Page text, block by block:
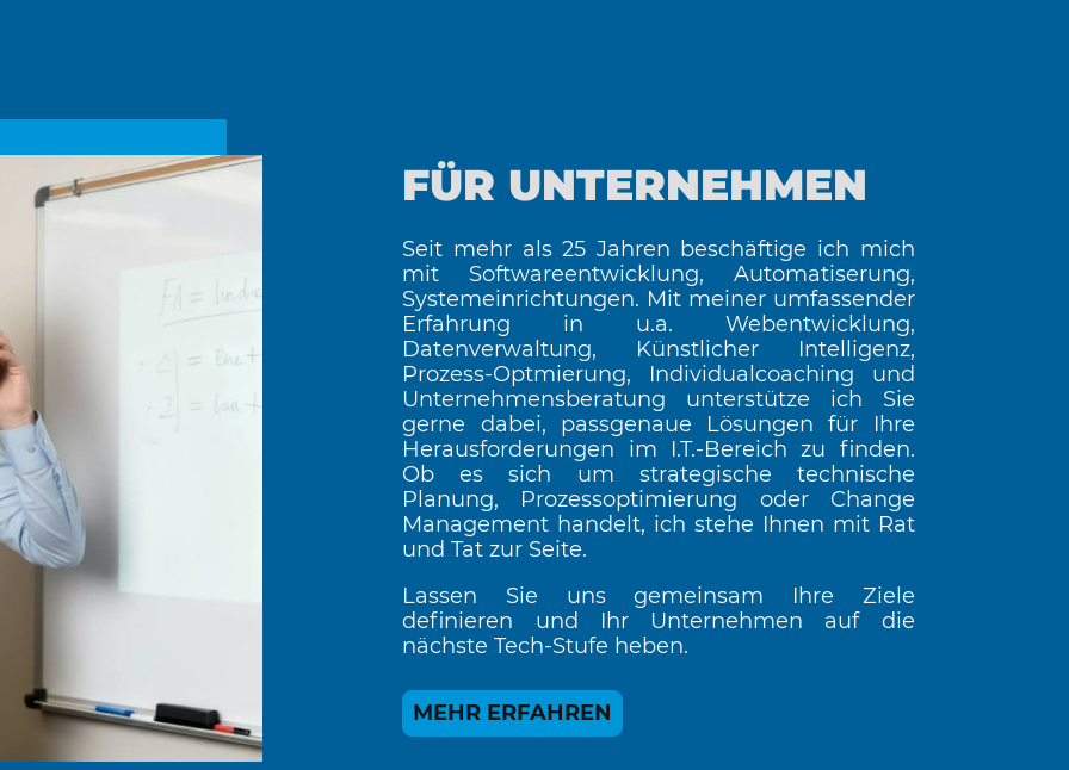
FÜR UNTERNEHMEN
Seit mehr als 25 Jahren beschäftige ich mich
mit Softwareentwicklung, Automatiserung,
Systemeinrichtungen. Mit meiner umfassender
Erfahrung in u.a. Webentwicklung,
Datenverwaltung, Künstlicher Intelligenz,
Prozess-Optmierung, Individualcoaching und
Unternehmensberatung unterstütze ich Sie
gerne dabei, passgenaue Lösungen für Ihre
Herausforderungen im I.T.-Bereich zu finden.
Ob es sich um strategische technische
Planung, Prozessoptimierung oder Change
Management handelt, ich stehe Ihnen mit Rat
und Tat zur Seite.
Lassen Sie uns gemeinsam Ihre Ziele
definieren und Ihr Unternehmen auf die
nächste Tech-Stufe heben.
MEHR ERFAHREN